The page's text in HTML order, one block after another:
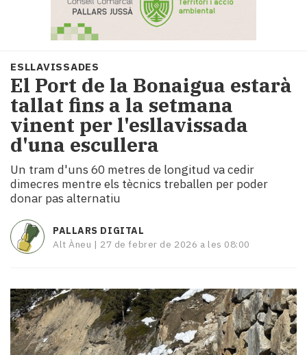
Societat
Política
i
municipis
Economia
i
Cultura
Esports
Mai
tant!
TV
i
temps
Reportatges
Entrevistes
Enquestes
ESLLAVISSADES
El Port de la Bonaigua estarà
tallat fins a la setmana
vinent per l'esllavissada
d'una escullera
Un tram d'uns 60 metres de longitud va cedir
dimecres mentre els tècnics treballen per poder
donar pas alternatiu
PALLARS DIGITAL
Alt Àneu | 27 de febrer de 2026 a les 08:00